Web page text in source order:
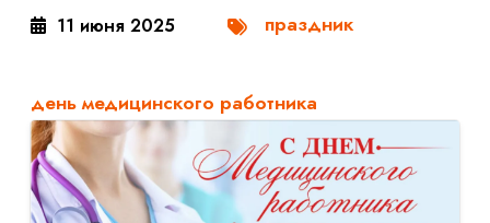
11 июня 2025 праздник
день медицинского работника